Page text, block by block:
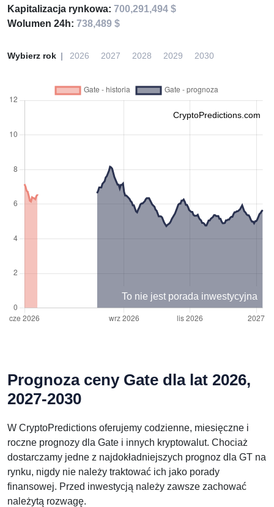
Kapitalizacja rynkowa: 700,291,494 $
Wolumen 24h: 738,489 $
Wybierz rok 2026 2027 2028 2029 2030
CryptoPredictions.com
To nie jest porada inwestycyjna
Prognoza ceny Gate dla lat 2026,
2027-2030
W CryptoPredictions oferujemy codzienne, miesięczne i
roczne prognozy dla Gate i innych kryptowalut. Chociaż
dostarczamy jedne z najdokładniejszych prognoz dla GT na
rynku, nigdy nie należy traktować ich jako porady
finansowej. Przed inwestycją należy zawsze zachować
należytą rozwagę.